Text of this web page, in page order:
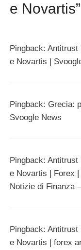
e Novartis”
Pingback:
e Novartis |
Pingback: Grecia:
Svoogle News
Pingback:
e Novartis | Forex
Notizie di Finanza
Pingback:
e Novartis | forex